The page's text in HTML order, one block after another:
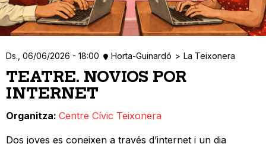
Ds., 06/06/2026 - 18:00 Horta-Guinardó La Teixonera
TEATRE. NOVIOS POR
INTERNET
Organitza Centre Cívic Teixonera
Dos joves es coneixen a través d’internet i un dia